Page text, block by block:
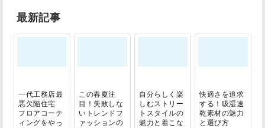
最新記事
一代工務店最
悪欠陥住宅
フロアコーテ
ィングをやっ
この春夏注
目！失敗しな
いトレンドフ
ァッションの
自分らしく楽
しむストリー
トスタイルの
魅力と着こな
快適さを追求
する！吸湿速
乾素材の魅力
と選び方